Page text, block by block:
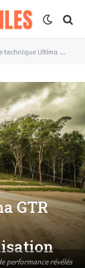
GTR voiture: performance, entretien et personnalisation
performance révélés
GTR